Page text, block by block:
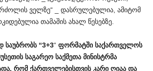
ველზე“ _ დასრულებულია, ამიტომ
თამაშის ახალ წესებზე.
საუბრობს“3+3“ ფორმატში საქართველოს
საგარეო საქმეთა მინისტრმა
, რომ ქართველებისთვის კარი ღიაა და